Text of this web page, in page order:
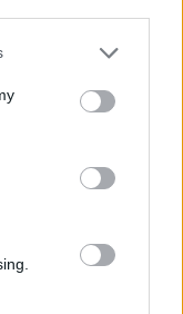
le Web et
Spe